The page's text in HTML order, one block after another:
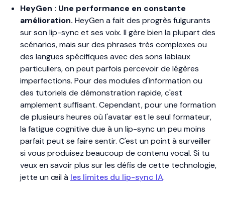
HeyGen : Une performance en constante
amélioration. HeyGen a fait des progrès fulgurants
sur son lip-sync et ses voix. Il gère bien la plupart des
scénarios, mais sur des phrases très complexes ou
des langues spécifiques avec des sons labiaux
particuliers, on peut parfois percevoir de légères
imperfections. Pour des modules d'information ou
des tutoriels de démonstration rapide, c'est
amplement suffisant. Cependant, pour une formation
de plusieurs heures où l'avatar est le seul formateur,
la fatigue cognitive due à un lip-sync un peu moins
parfait peut se faire sentir. C'est un point à surveiller
si vous produisez beaucoup de contenu vocal. Si tu
veux en savoir plus sur les défis de cette technologie,
jette un œil à les limites du lip-sync IA.